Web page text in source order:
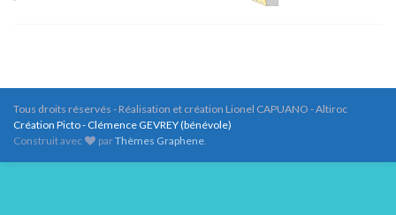
Tous droits réservés - Réalisation et création Lionel CAPUANO - Altiroc
Création Picto - Clémence GEVREY (bénévole)
Construit avec
parThèmes Graphene